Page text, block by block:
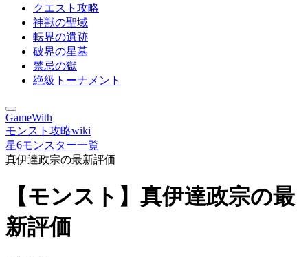
クエスト攻略
神獣の聖域
転界の遺跡
破界の星墓
禁忌の獄
絶級トーナメント
GameWith
モンスト攻略wiki
星6モンスター一覧
真伊達政宗の最新評価
【モンスト】真伊達政宗の最
新評価